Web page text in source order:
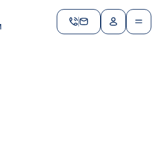
по противодействию